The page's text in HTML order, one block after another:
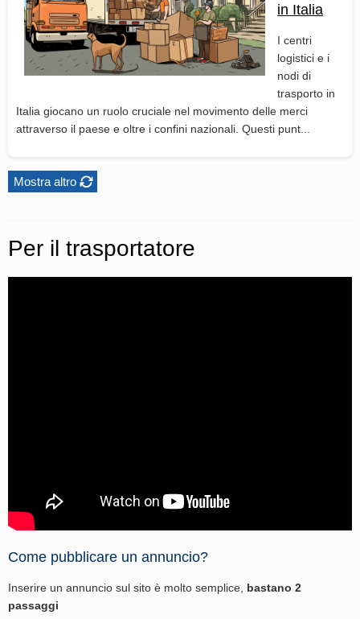
in Italia
I centri
logistici e i
nodi di
trasporto in
Italia giocano un ruolo cruciale nel movimento delle merci
attraverso il paese e oltre i confini nazionali. Questi punt...
Mostra altro
Per il trasportatore
Come pubblicare un annuncio?
Inserire un annuncio sul sito è molto semplice, bastano 2
passaggi